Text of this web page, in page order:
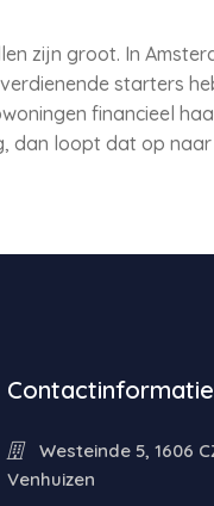
zijn groot. In
starters
financieel
dan loopt dat op naar
Contactinformatie
Westeinde 5, 1606
Venhuizen